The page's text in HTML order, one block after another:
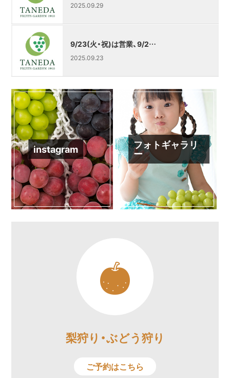
2025.09.29
9/23(火・祝)は営業、9/2…
2025.09.23
instagram フォトギャラリ
ー
梨狩り・ぶどう狩り
ご予約はこちら